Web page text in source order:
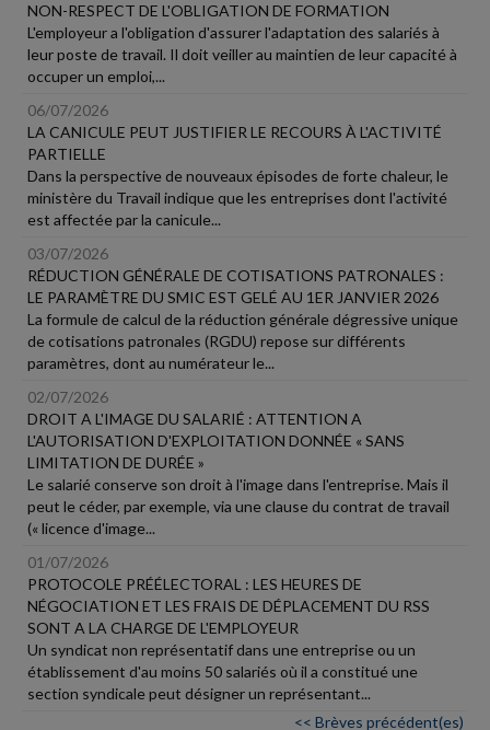
NON-RESPECT DE L'OBLIGATION DE FORMATION
L'employeur a l'obligation d'assurer l'adaptation des salariés à
leur poste de travail. Il doit veiller au maintien de leur capacité à
occuper un emploi,...
06/07/2026
LA CANICULE PEUT JUSTIFIER LE RECOURS À L'ACTIVITÉ
PARTIELLE
Dans la perspective de nouveaux épisodes de forte chaleur, le
ministère du Travail indique que les entreprises dont l'activité
est affectée par la canicule...
03/07/2026
RÉDUCTION GÉNÉRALE DE COTISATIONS PATRONALES :
LE PARAMÈTRE DU SMIC EST GELÉ AU 1ER JANVIER 2026
La formule de calcul de la réduction générale dégressive unique
de cotisations patronales (RGDU) repose sur différents
paramètres, dont au numérateur le...
02/07/2026
DROIT A L'IMAGE DU SALARIÉ : ATTENTION A
L'AUTORISATION D'EXPLOITATION DONNÉE « SANS
LIMITATION DE DURÉE »
Le salarié conserve son droit à l'image dans l'entreprise. Mais il
peut le céder, par exemple, via une clause du contrat de travail
(« licence d'image...
01/07/2026
PROTOCOLE PRÉÉLECTORAL : LES HEURES DE
NÉGOCIATION ET LES FRAIS DE DÉPLACEMENT DU RSS
SONT A LA CHARGE DE L'EMPLOYEUR
Un syndicat non représentatif dans une entreprise ou un
établissement d'au moins 50 salariés où il a constitué une
section syndicale peut désigner un représentant...
<< Brèves précédent(es)